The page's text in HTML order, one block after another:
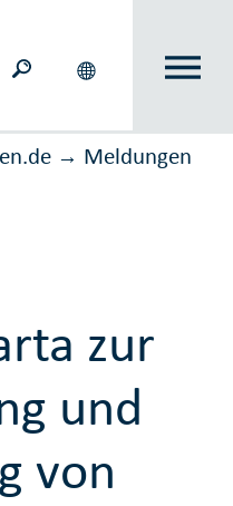
→ Meldungen
zur
und
von